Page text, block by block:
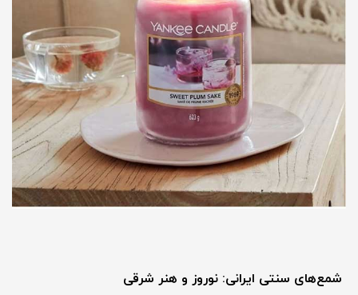
شمع‌های سنتی ایرانی: نوروز و هنر شرقی